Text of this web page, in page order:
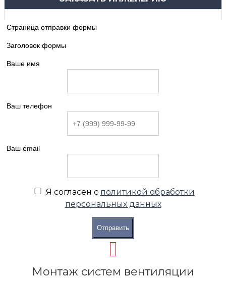
Монтаж
Монтаж инженерных систем
Страница отправки формы
Заголовок формы
Ваше имя
Ваш телефон
Ваш email
Я согласен с политикой обработки
персональных данных
Отправить
Монтаж систем вентиляции